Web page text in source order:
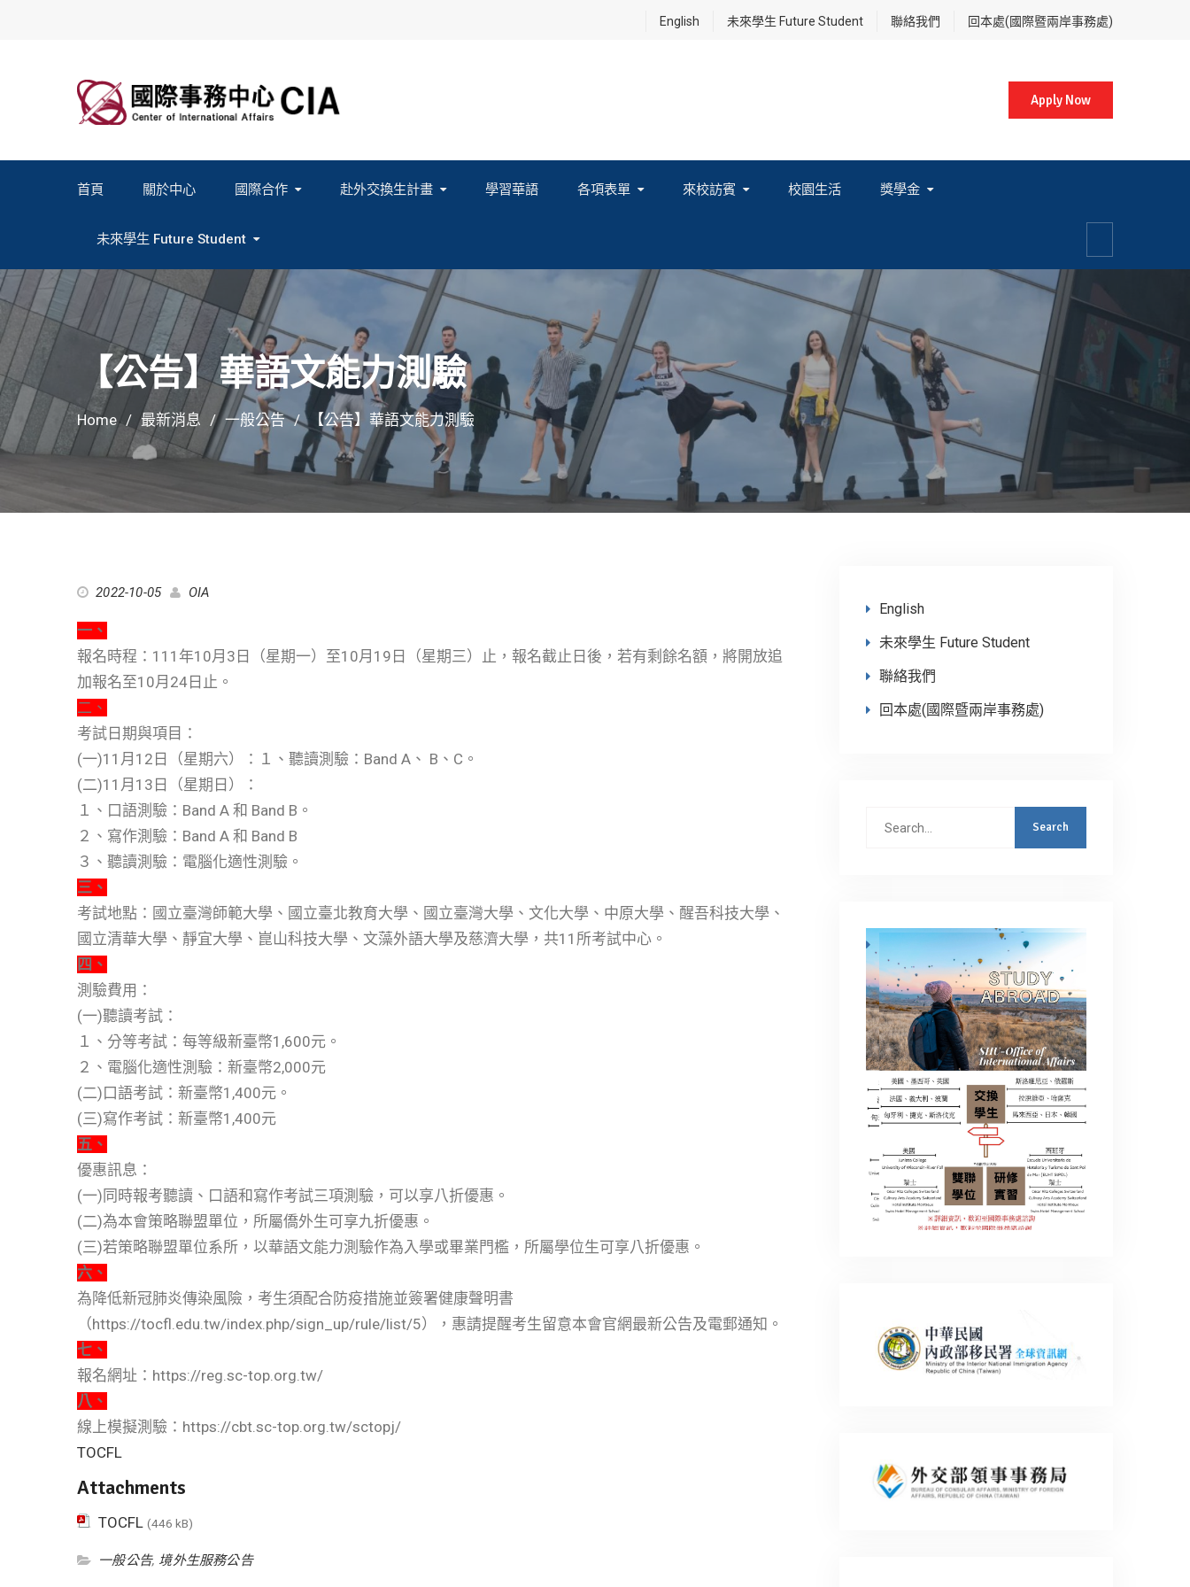
English 未來學生 Future Student 聯絡我們 回本處(國際暨兩岸事務處)
Apply Now
首頁 關於中心 國際合作 赴外交換生計畫 學習華語 各項表單 來校訪賓 校園生活 獎學金
未來學生 Future Student
【公告】華語文能力測驗
Home 最新消息 一般公告 【公告】華語文能力測驗
2022-10-05 OIA
一、
報名時程：111年10月3日（星期一）至10月19日（星期三）止，報名截止日後，若有剩餘名額，將開放追
加報名至10月24日止。
二、
考試日期與項目：
(一)11月12日（星期六）：１、聽讀測驗：Band A、 B、C。
(二)11月13日（星期日）：
１、口語測驗：Band A 和 Band B。
２、寫作測驗：Band A 和 Band B
３、聽讀測驗：電腦化適性測驗。
三、
考試地點：國立臺灣師範大學、國立臺北教育大學、國立臺灣大學、文化大學、中原大學、醒吾科技大學、
國立清華大學、靜宜大學、崑山科技大學、文藻外語大學及慈濟大學，共11所考試中心。
四、
測驗費用：
(一)聽讀考試：
１、分等考試：每等級新臺幣1,600元。
２、電腦化適性測驗：新臺幣2,000元
(二)口語考試：新臺幣1,400元。
(三)寫作考試：新臺幣1,400元
五、
優惠訊息：
(一)同時報考聽讀、口語和寫作考試三項測驗，可以享八折優惠。
(二)為本會策略聯盟單位，所屬僑外生可享九折優惠。
(三)若策略聯盟單位系所，以華語文能力測驗作為入學或畢業門檻，所屬學位生可享八折優惠。
六、
為降低新冠肺炎傳染風險，考生須配合防疫措施並簽署健康聲明書
（https://tocfl.edu.tw/index.php/sign_up/rule/list/5），惠請提醒考生留意本會官網最新公告及電郵通知。
七、
報名網址：https://reg.sc-top.org.tw/
八、
線上模擬測驗：https://cbt.sc-top.org.tw/sctopj/
TOCFL
Attachments
TOCFL (446 kB)
一般公告, 境外生服務公告
English
未來學生 Future Student
聯絡我們
回本處(國際暨兩岸事務處)
Search